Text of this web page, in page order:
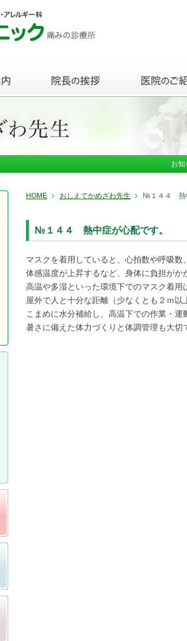
お知
HOME おしえてかめざわ先生 №１４４ 熱
№１４４ 熱中症が心配です。
マスクを着用していると、心拍数や呼吸数
体感温度が上昇するなど、身体に負担がか
高温や多湿といった環境下でのマスク着用
屋外で人と十分な距離（少なくとも２ｍ以
こまめに水分補給し、高温下での作業・運
暑さに備えた体力づくりと体調管理も大切